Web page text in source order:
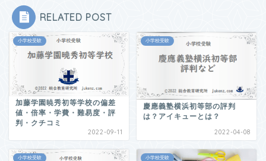
RELATED POST
小学校受験
加藤学園暁秀初等学校の偏差
値・倍率・学費・難易度・評
判・クチコミ
2022-09-11
小学校受験
慶應義塾横浜初等部の評判
は？アイキューとは？
2022-04-08
小学校受験 小学校受験